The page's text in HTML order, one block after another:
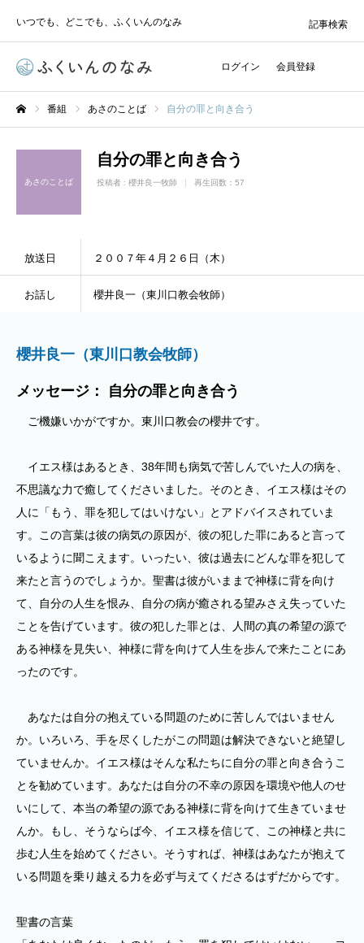
いつでも、どこでも、ふくいんのなみ
ログイン 会員登録
記事検索
番組 あさのことば 自分の罪と向き合う
あさのことば
自分の罪と向き合う
投稿者 : 櫻井良一牧師 再生回数：57
放送日 ２００７年４月２６日（木）
お話し 櫻井良一（東川口教会牧師）
櫻井良一（東川口教会牧師）
メッセージ： 自分の罪と向き合う
ご機嫌いかがですか。東川口教会の櫻井です。
イエス様はあるとき、38年間も病気で苦しんでいた人の病を、
不思議な力で癒してくださいました。そのとき、イエス様はその
人に「もう、罪を犯してはいけない」とアドバイスされていま
す。この言葉は彼の病気の原因が、彼の犯した罪にあると言って
いるように聞こえます。いったい、彼は過去にどんな罪を犯して
来たと言うのでしょうか。聖書は彼がいままで神様に背を向け
て、自分の人生を恨み、自分の病が癒される望みさえ失っていた
ことを告げています。彼の犯した罪とは、人間の真の希望の源で
ある神様を見失い、神様に背を向けて人生を歩んで来たことにあ
ったのです。
あなたは自分の抱えている問題のために苦しんではいません
か。いろいろ、手を尽くしたがこの問題は解決できないと絶望し
ていませんか。イエス様はそんな私たちに自分の罪と向き合うこ
とを勧めています。あなたは自分の不幸の原因を環境や他人のせ
いにして、本当の希望の源である神様に背を向けて生きていませ
んか。もし、そうならば今、イエス様を信じて、この神様と共に
歩む人生を始めてください。そうすれば、神様はあなたが抱えて
いる問題を乗り越える力を必ず与えてくださるはずだからです。
聖書の言葉